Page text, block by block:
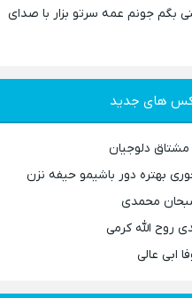
بگم جونم عمه سرتو بزار با صدای
های جدید
دلوجیان
بهتره دور باشیمو حیفه نزن
محمدی
روح الله کرمی
ابی عالی